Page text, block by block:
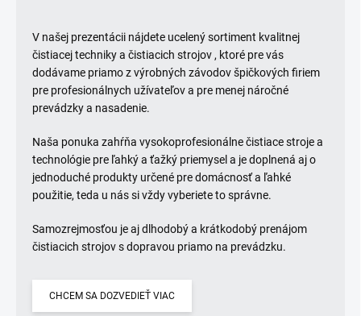
V našej prezentácii nájdete ucelený sortiment kvalitnej
čistiacej techniky a čistiacich strojov , ktoré pre vás
dodávame priamo z výrobných závodov špičkových firiem
pre profesionálnych užívateľov a pre menej náročné
prevádzky a nasadenie.
Naša ponuka zahŕňa vysokoprofesionálne čistiace stroje a
technológie pre ľahký a ťažký priemysel a je doplnená aj o
jednoduché produkty určené pre domácnosť a ľahké
použitie, teda u nás si vždy vyberiete to správne.
Samozrejmosťou je aj dlhodobý a krátkodobý prenájom
čistiacich strojov s dopravou priamo na prevádzku.
CHCEM SA DOZVEDIEŤ VIAC